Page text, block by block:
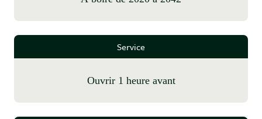
Service
Ouvrir 1 heure avant